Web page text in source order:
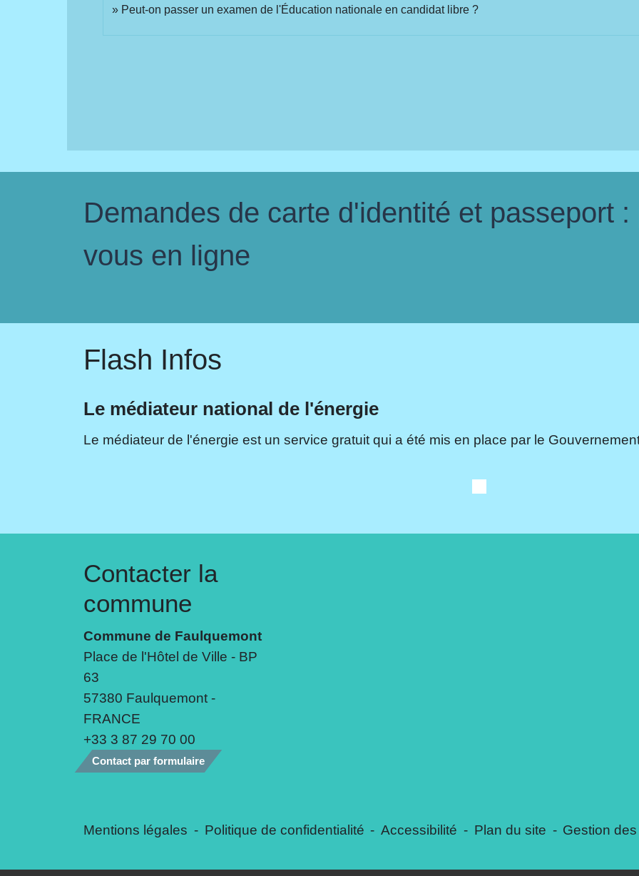
Peut-on passer un examen de l'Éducation nationale en candidat libre ?
Demandes de carte d'identité et passeport
vous en ligne
Flash Infos
Le médiateur national de l'énergie
Le médiateur de l'énergie est un service gratuit qui a été mis en place par le
Contacter la
commune
Commune de Faulquemont
Place de l'Hôtel de Ville - BP
63
57380 Faulquemont -
FRANCE
+33 3 87 29 70 00
Contact par formulaire
Mentions légales - Politique de confidentialité - Accessibilité - Plan du site - Gestion